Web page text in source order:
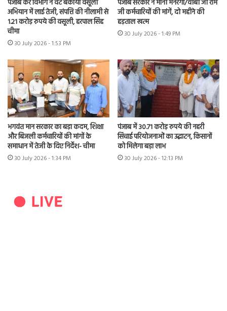
पंजाब कर विभाग ने वैट बकाया वसूली
अभियान में लाई तेजी, संपत्ति की नीलामी से
1.21 करोड़ रुपये की वसूली, हरपाल सिंह
चीमा
30 July 2026 - 1:53 PM
पंजाब सरकार ने मानी मनरेगा/वीबी जी राम
जी कर्मचारियों की मांगें, दो महीने की
हड़ताल खत्म
30 July 2026 - 1:49 PM
भगवंत मान सरकार का बड़ा कदम, शिक्षा
और बिजली कर्मचारियों की मांगों के
समाधान में तेजी के दिए निर्देश- चीमा
30 July 2026 - 1:34 PM
पंजाब में 30.71 करोड़ रुपये की नहरी
सिंचाई परियोजनाओं का उद्घाटन, किसानों
को मिलेगा बड़ा लाभ
30 July 2026 - 12:13 PM